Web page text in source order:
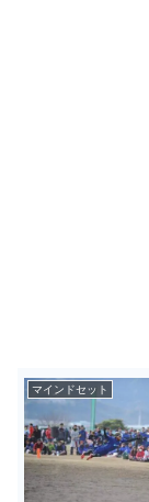
マインドセット